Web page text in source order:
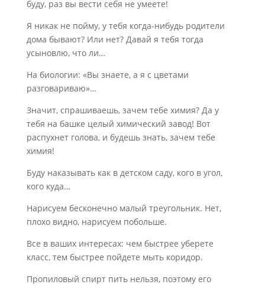
буду, раз вы вести себя не умеете!
Я никак не пойму, у тебя когда-нибудь родители
дома бывают? Или нет? Давай я тебя тогда
усыновлю, что ли…
На биологии: «Вы знаете, а я с цветами
разговариваю»…
Значит, спрашиваешь, зачем тебе химия? Да у
тебя на башке целый химический завод! Вот
распухнет голова, и будешь знать, зачем тебе
химия!
Буду наказывать как в детском саду, кого в угол,
кого куда…
Нарисуем бесконечно малый треугольник. Нет,
плохо видно, нарисуем побольше.
Все в ваших интересах: чем быстрее уберете
класс, тем быстрее пойдете мыть коридор.
Пропиловый спирт пить нельзя, поэтому его